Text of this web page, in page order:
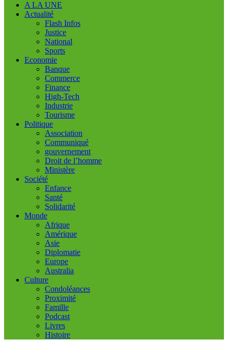
A LA UNE
Actualité
Flash Infos
Justice
National
Sports
Economie
Banque
Commerce
Finance
High-Tech
Industrie
Tourisme
Politique
Association
Communiqué
gouvernement
Droit de l’homme
Ministère
Société
Enfance
Santé
Solidarité
Monde
Afrique
Amérique
Asie
Diplomatie
Europe
Australia
Culture
Condoléances
Proximité
Famille
Podcast
Livres
Histoire